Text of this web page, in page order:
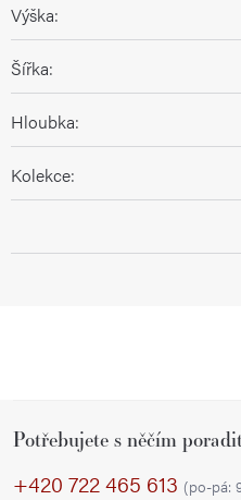
Výška:
Šířka:
Hloubka:
Kolekce:
Potřebujete s něčím
+420 722 465 613 (po-pá: